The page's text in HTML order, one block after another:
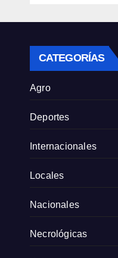
CATEGORÍAS
Agro
Deportes
Internacionales
Locales
Nacionales
Necrológicas